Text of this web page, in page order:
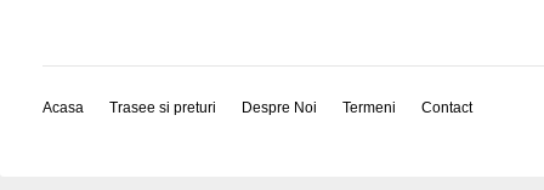
Acasa Trasee si preturi Despre Noi Termeni Contact